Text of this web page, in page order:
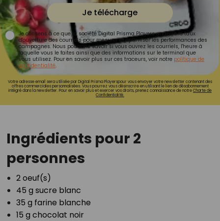
Je télécharge
Je consens à ce que la société Digital Prisma Players analyse le taux
d'ouverture des courriels pour mesurer et optimiser les performances des
campagnes. Nous pourrons savoir si vous ouvrez les courriels, l'heure à
laquelle vous le faites ainsi que des informations sur le terminal que
vous utilisez. Pour en savoir plus sur ces traceurs, voir notre politique de
confidentialité.
Votre adresse email sera utilisée par Digital Prisma Playerspour vous envoyer votre newsletter contenant des
offres commerciales personnalisées. Vous pourrez vous désinscrire en utilisant le lien de désabonnement
intégré dans la newsletter. Pour en savoir plus et exercer vos droits, prenez connaissance de notreCharte de
Confidentialité.
Ingrédients pour 2
personnes
2 oeuf(s)⁣
45 g sucre blanc⁣
35 g farine blanche⁣
15 g chocolat noir⁣